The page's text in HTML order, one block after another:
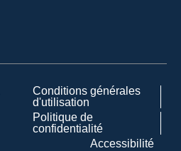
Conditions générales
d'utilisation
Politique de
confidentialité
Accessibilité